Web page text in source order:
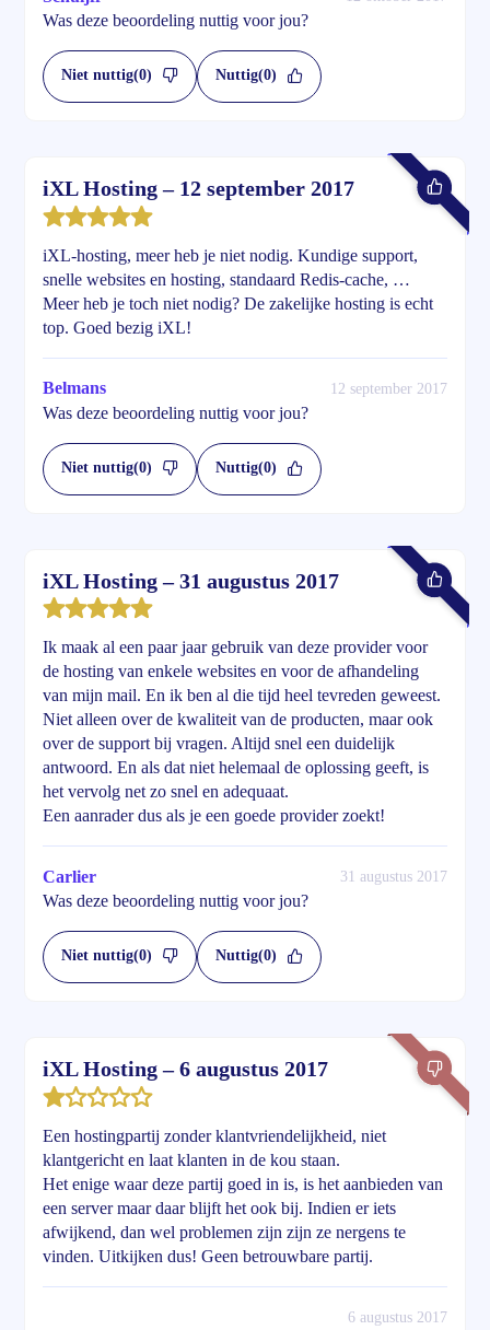
Was deze beoordeling nuttig voor jou?
Niet nuttig(0) Nuttig(0)
iXL Hosting – 12 september 2017
iXL-hosting, meer heb je niet nodig. Kundige support,
snelle websites en hosting, standaard Redis-cache, …
Meer heb je toch niet nodig? De zakelijke hosting is echt
top. Goed bezig iXL!
Belmans 12 september 2017
Was deze beoordeling nuttig voor jou?
Niet nuttig(0) Nuttig(0)
iXL Hosting – 31 augustus 2017
Ik maak al een paar jaar gebruik van deze provider voor
de hosting van enkele websites en voor de afhandeling
van mijn mail. En ik ben al die tijd heel tevreden geweest.
Niet alleen over de kwaliteit van de producten, maar ook
over de support bij vragen. Altijd snel een duidelijk
antwoord. En als dat niet helemaal de oplossing geeft, is
het vervolg net zo snel en adequaat.
Een aanrader dus als je een goede provider zoekt!
Carlier 31 augustus 2017
Was deze beoordeling nuttig voor jou?
Niet nuttig(0) Nuttig(0)
iXL Hosting – 6 augustus 2017
Een hostingpartij zonder klantvriendelijkheid, niet
klantgericht en laat klanten in de kou staan.
Het enige waar deze partij goed in is, is het aanbieden van
een server maar daar blijft het ook bij. Indien er iets
afwijkend, dan wel problemen zijn zijn ze nergens te
vinden. Uitkijken dus! Geen betrouwbare partij.
6 augustus 2017